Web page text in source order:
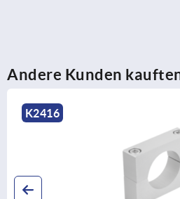
Andere Kunden